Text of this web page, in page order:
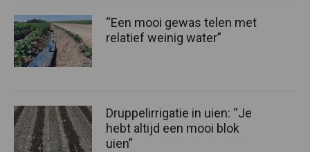
“Een mooi gewas telen met
relatief weinig water”
Druppelirrigatie in uien: “Je
hebt altijd een mooi blok
uien”